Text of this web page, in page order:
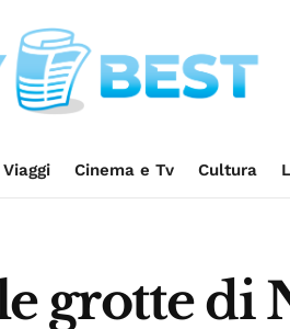
Viaggi Cinema e Tv Cultura
grotte di